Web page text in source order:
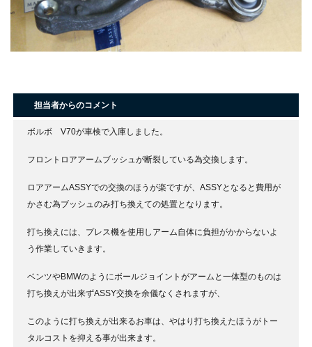
担当者からのコメント
ボルボ V70が車検で入庫しました。
フロントロアアームブッシュが断裂している為交換します。
ロアアームASSYでの交換のほうが楽ですが、ASSYとなると費用が
かさむ為ブッシュのみ打ち換えての処置となります。
打ち換えには、プレス機を使用しアーム自体に負担がかからないよ
う作業していきます。
ベンツやBMWのようにボールジョイントがアームと一体型のものは
打ち換えが出来ずASSY交換を余儀なくされますが、
このように打ち換えが出来るお車は、やはり打ち換えたほうがトー
タルコストを抑える事が出来ます。